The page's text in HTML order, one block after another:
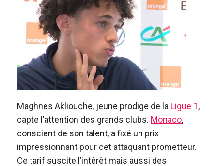
Maghnes Akliouche, jeune prodige de la Ligue 1,
capte l’attention des grands clubs. Monaco,
conscient de son talent, a fixé un prix
impressionnant pour cet attaquant prometteur.
Ce tarif suscite l’intérêt mais aussi des